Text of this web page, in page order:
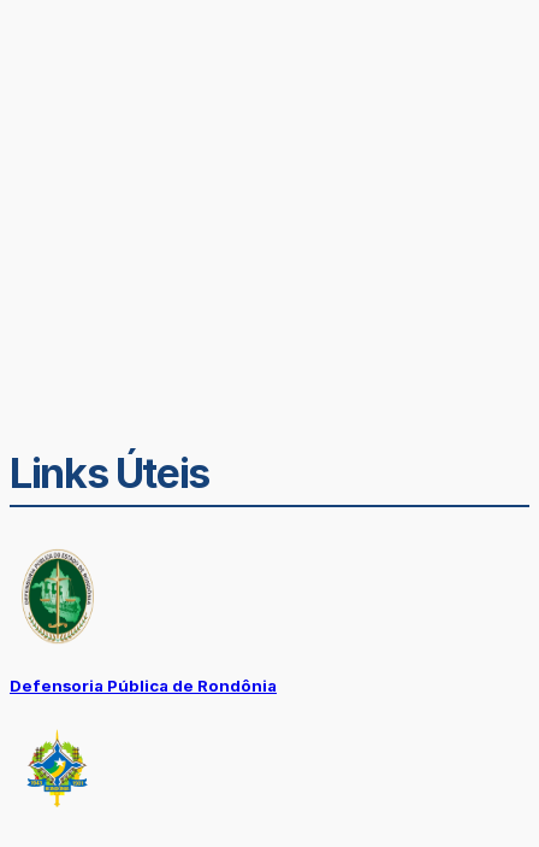
Links Úteis
Defensoria Pública de Rondônia